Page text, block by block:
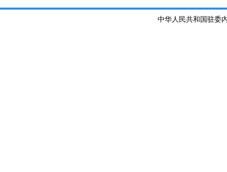
中华人民共和国驻委